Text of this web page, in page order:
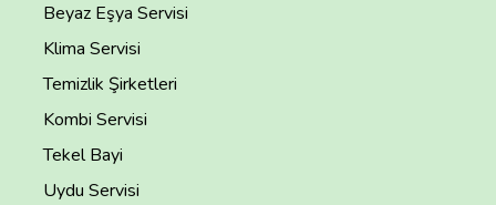
Beyaz Eşya Servisi
Klima Servisi
Temizlik Şirketleri
Kombi Servisi
Tekel Bayi
Uydu Servisi